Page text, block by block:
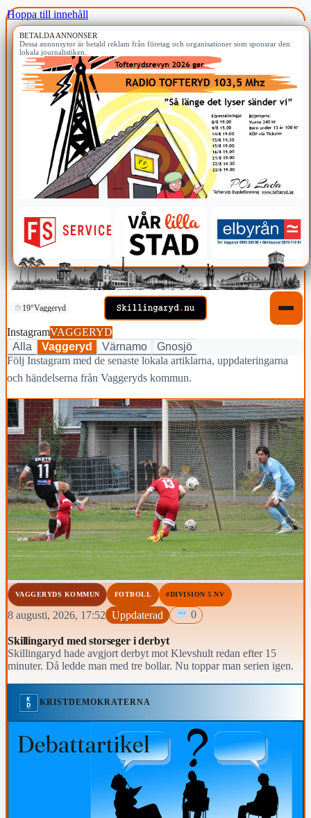
Hoppa till innehåll
BETALDA ANNONSER
Dessa annonsytor är betald reklam från företag och organisationer som sponsrar den
lokala journalistiken.
19°Vaggeryd
InstagramVAGGERYD
Alla
Vaggeryd Värnamo
Gnosjö
Följ Instagram med de senaste lokala artiklarna, uppdateringarna
och händelserna från Vaggeryds kommun.
VAGGERYDS KOMMUN FOTBOLL #DIVISION 5 NV
8 augusti, 2026, 17:52 Uppdaterad 0
Skillingaryd med storseger i derbyt
Skillingaryd hade avgjort derbyt mot Klevshult redan efter 15
minuter. Då ledde man med tre bollar. Nu toppar man serien igen.
KRISTDEMOKRATERNA